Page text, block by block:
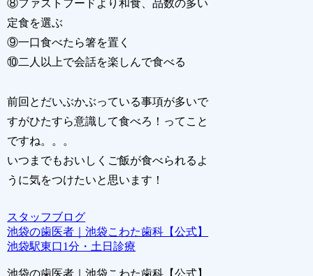
⑧ファストフードより和食、品数の多い
定食を選ぶ
⑨一口食べたら箸を置く
⑩二人以上で会話を楽しんで食べる
前回とだいぶかぶっている事項が多いで
すがひたすら意識して食べろ！ってこと
ですね。。。
いつまでもおいしくご飯が食べられるよ
うに気をつけたいと思います！
スタッフブログ
池袋の歯医者｜池袋こわた歯科【公式】
池袋駅東口1分・土日診療
池袋の歯医者｜池袋こわた歯科【公式】